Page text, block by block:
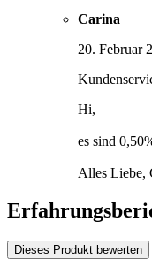
Carina
20. Februar
Hi,
es sind
Alles Liebe,
Dieses Produkt bewerten